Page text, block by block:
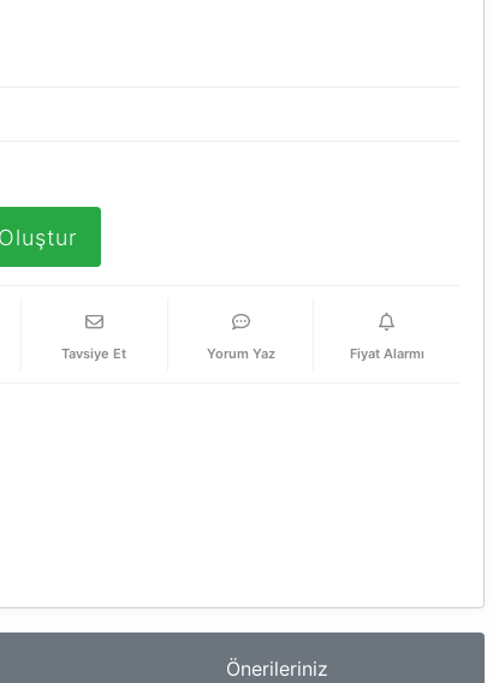
Tavsiye Et Yorum Yaz Fiyat Alarmı
Önerileriniz